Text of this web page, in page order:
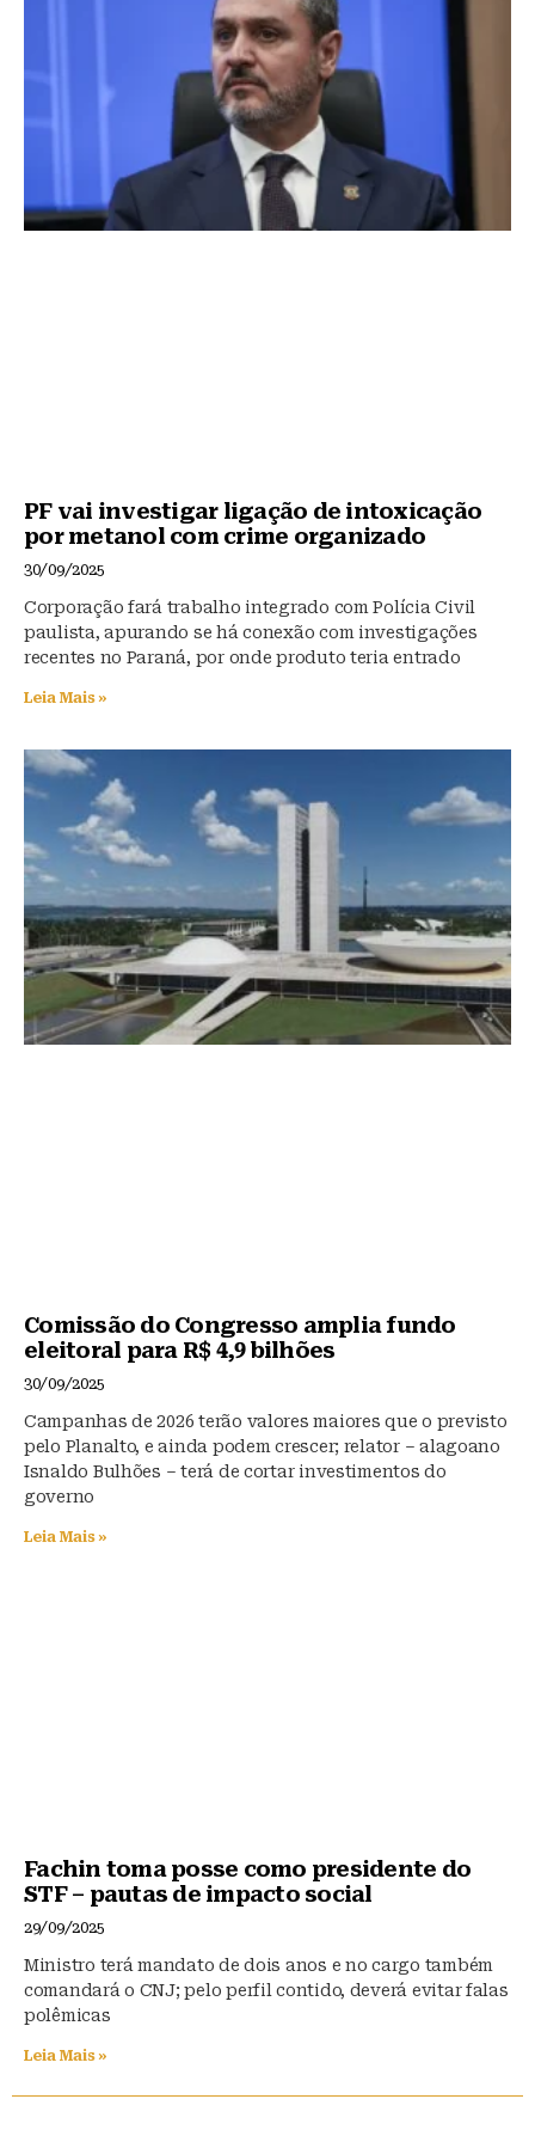
PF vai investigar ligação de intoxicação
por metanol com crime organizado
30/09/2025
Corporação fará trabalho integrado com Polícia Civil
paulista, apurando se há conexão com investigações
recentes no Paraná, por onde produto teria entrado
Leia Mais »
Comissão do Congresso amplia fundo
eleitoral para R$ 4,9 bilhões
30/09/2025
Campanhas de 2026 terão valores maiores que o previsto
pelo Planalto, e ainda podem crescer; relator – alagoano
Isnaldo Bulhões – terá de cortar investimentos do
governo
Leia Mais »
Fachin toma posse como presidente do
STF – pautas de impacto social
29/09/2025
Ministro terá mandato de dois anos e no cargo também
comandará o CNJ; pelo perfil contido, deverá evitar falas
polêmicas
Leia Mais »